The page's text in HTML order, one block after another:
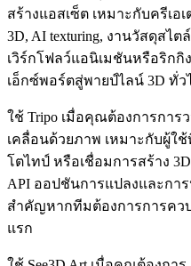
สร้างแอสเซ็ต เหมาะกับครีเอเ
3D, AI texturing, งานวัสดุสไต
เวิร์กโฟลว์แอนิเมชันหรือริกกิ
เอ็กซ์พอร์ตสู่พายป์ไลน์ 3D ทั่ว
ใช้ Tripo เมื่อคุณต้องการการ
เคลื่อนด้วยภาพ เหมาะกับผู้ใ
โตไทป์ หรือเชื่อมการสร้าง
API ออปชันการแปลงและกา
สำคัญหากทีมต้องการการคว
แรก